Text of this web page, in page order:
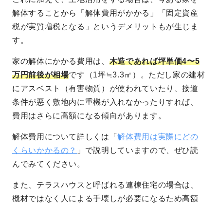
解体することから「解体費用がかかる」「固定資産
税が実質増税となる」というデメリットもが生じま
す。
家の解体にかかる費用は、 木造であれば坪単価4〜5
万円前後が相場です（1坪≒3.3㎡）。ただし家の建材
にアスベスト（有害物質）が使われていたり、接道
条件が悪く敷地内に重機が入れなかったりすれば、
費用はさらに高額になる傾向があります。
解体費用について詳しくは「解体費用は実際にどの
くらいかかるの？ 」で説明していますので、ぜひ読
んでみてください。
また、テラスハウスと呼ばれる連棟住宅の場合は、
機材ではなく人による手壊しが必要になるため高額